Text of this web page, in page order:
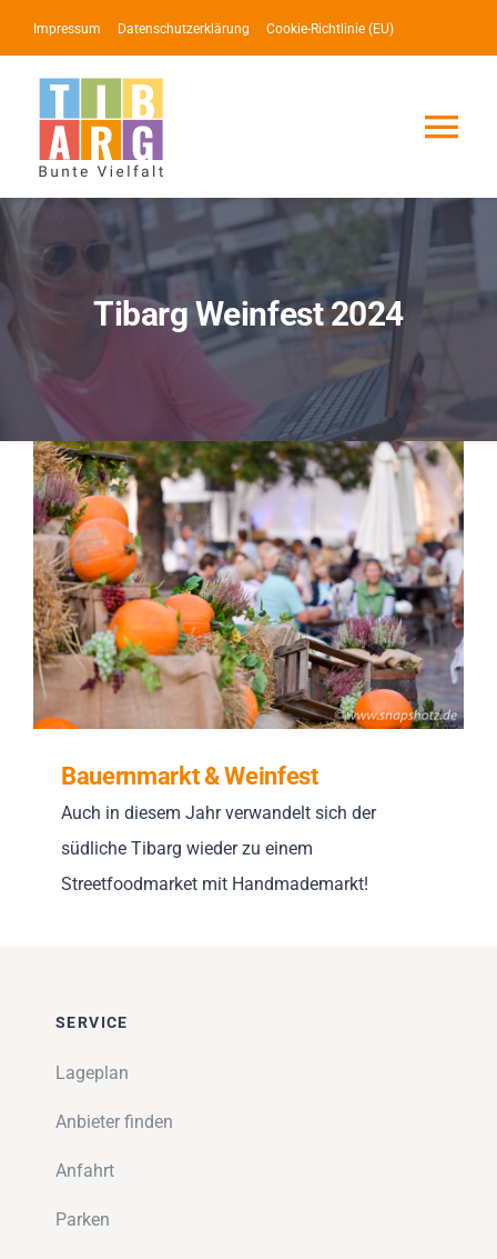
Inhalt
springen
Impressum Datenschutzerklärung Cookie-Richtlinie (EU)
Lotse
Service
Events
Impressionen
Über uns
SUCHE
NACH:
Tibarg Weinfest 2024
Bauernmarkt & Weinfest
Auch in diesem Jahr verwandelt sich der
südliche Tibarg wieder zu einem
Streetfoodmarket mit Handmademarkt!
SERVICE
Lageplan
Anbieter finden
Anfahrt
Parken